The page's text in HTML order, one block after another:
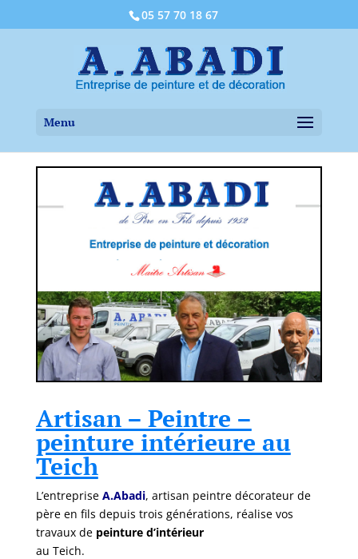
05 57 70 18 67
Artisan – Peintre –
peinture intérieure au
Teich
L’entreprise A.Abadi, artisan peintre décorateur de
père en fils depuis trois générations, réalise vos
travaux de peinture d’intérieur
au Teich.